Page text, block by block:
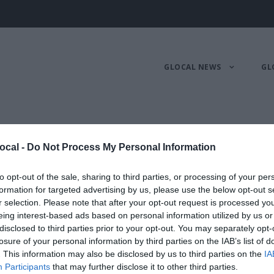
- Do Not Process My Personal Information
opt-out of the sale, sharing to third parties, or processing of your
for targeted advertising by us, please use the below opt-out
selection. Please note that after your opt-out request is processed
interest-based ads based on personal information utilized by us
to third parties prior to your opt-out. You may separately
of your personal information by third parties on the IAB’s list of
This information may also be disclosed by us to third parties on the
Participants that may further disclose it to other third parties.
GLOCAL NEWS
giornalista freelance, è tutor al Master in